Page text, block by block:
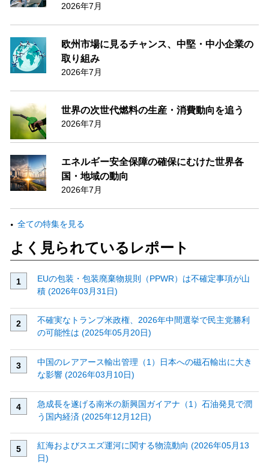
2026年7月
欧州市場に見るチャンス、中堅・中小企業の
取り組み
2026年7月
世界の次世代燃料の生産・消費動向を追う
2026年7月
エネルギー安全保障の確保にむけた世界各
国・地域の動向
2026年7月
全ての特集を見る
よく見られているレポート
EUの包装・包装廃棄物規則（PPWR）は不確定事項が山
積 (2026年03月31日)
不確実なトランプ米政権、2026年中間選挙で民主党勝利
の可能性は (2025年05月20日)
中国のレアアース輸出管理（1）日本への磁石輸出に大き
な影響 (2026年03月10日)
急成長を遂げる南米の新興国ガイアナ（1）石油発見で潤
う国内経済 (2025年12月12日)
紅海およびスエズ運河に関する物流動向 (2026年05月13
日)